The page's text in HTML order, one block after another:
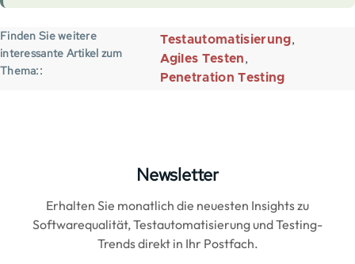
Finden Sie weitere
interessante Artikel zum
Thema:
Testautomatisierung
Agiles Testen
Penetration Testing
Newsletter
Erhalten Sie monatlich die neuesten Insights zu
Softwarequalität, Testautomatisierung und Testing-
Trends direkt in Ihr Postfach.